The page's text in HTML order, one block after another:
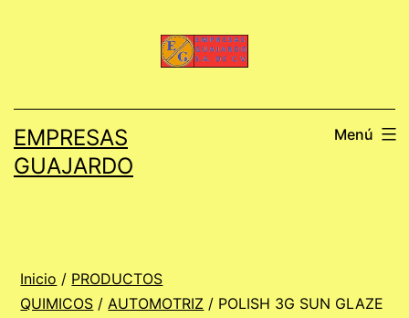
EMPRESAS
GUAJARDO
Menú
Inicio / PRODUCTOS
QUIMICOS /AUTOMOTRIZ / POLISH 3G SUN GLAZE